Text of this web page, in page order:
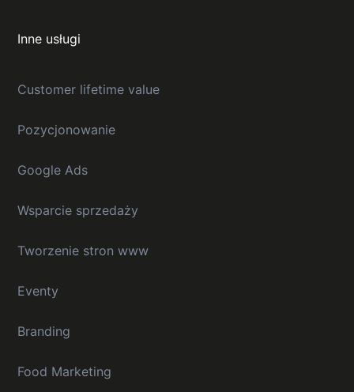
Inne usługi
Customer lifetime value
Pozycjonowanie
Google Ads
Wsparcie sprzedaży
Tworzenie stron www
Eventy
Branding
Food Marketing